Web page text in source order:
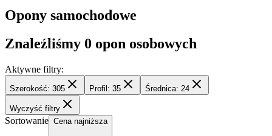
Opony samochodowe
Znaleźliśmy 0 opon osobowych
Aktywne filtry:
Szerokość: 305 Profil: 35 Średnica: 24
Wyczyść filtry
Sortowanie Cena najniższa